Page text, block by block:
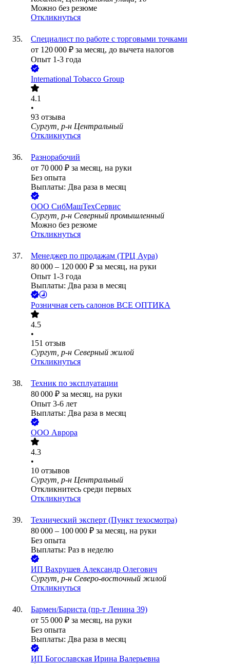
Можно без резюме
Откликнуться
Специалист по работе с торговыми точками
от 120 000 ₽ за месяц, до вычета налогов
Опыт 1-3 года
International Tobacco Group
4.1
•
93 отзыва
Сургут, р-н Центральный
Откликнуться
Разнорабочий
от 70 000 ₽ за месяц, на руки
Без опыта
Выплаты: Два раза в месяц
ООО СибМашТехСервиc
Сургут, р-н Северный промышленный
Можно без резюме
Откликнуться
Менеджер по продажам (ТРЦ Аура)
80 000 – 120 000 ₽ за месяц, на руки
Опыт 1-3 года
Выплаты: Два раза в месяц
Розничная сеть салонов ВСЕ ОПТИКА
4.5
•
151 отзыв
Сургут, р-н Северный жилой
Откликнуться
Техник по эксплуатации
80 000 ₽ за месяц, на руки
Опыт 3-6 лет
Выплаты: Два раза в месяц
ООО Аврора
4.3
•
10 отзывов
Сургут, р-н Центральный
Откликнитесь среди первых
Откликнуться
Технический эксперт (Пункт техосмотра)
80 000 – 100 000 ₽ за месяц, на руки
Без опыта
Выплаты: Раз в неделю
ИП Вахрушев Александр Олегович
Сургут, р-н Северо-восточный жилой
Откликнуться
Бармен/Бариста (пр-т Ленина 39)
от 55 000 ₽ за месяц, на руки
Без опыта
Выплаты: Два раза в месяц
ИП Богославская Ирина Валерьевна